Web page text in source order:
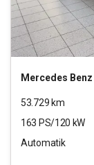
Mercedes Benz
53.729 km
163 PS/120 kW
Automatik